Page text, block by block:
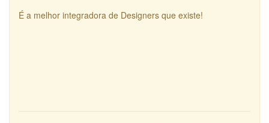
É a melhor integradora de Designers que existe!